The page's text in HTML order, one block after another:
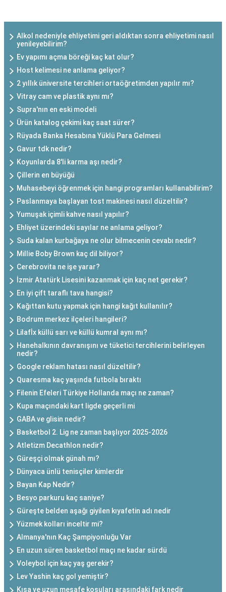
Alkol nedeniyle ehliyetimi geri aldıktan sonra ehliyetimi nasıl
yenileyebilirim?
Ev yapımı açma böreği kaç kat olur?
Host kelimesi ne anlama geliyor?
2 yıllık üniversite tercihleri ortaöğretimden yapılır mı?
Vitray cam ve plastik aynı mı?
Supra'nın en eski modeli
Ürün katalog çekimi kaç saat sürer?
Rüyada Banka Hesabına Yüklü Para Gelmesi
Gavur tdk nedir?
Koyunlarda 8'li karma aşı nedir?
Çillerin en büyüğü
Muhasebeyi öğrenmek için hangi programları kullanabilirim?
Paslanmaya başlayan tost makinesi nasıl düzeltilir?
Yumuşak içimli kahve nasıl yapılır?
Ehliyet üzerindeki sayılar ne anlama geliyor?
Suda kalan kurbağaya ne olur bilmecenin cevabı nedir?
Millie Boby Brown kaç dil biliyor?
Cerebrovita ne işe yarar?
İzmir Atatürk Lisesini kazanmak için kaç net gerekir?
En iyi çift taraflı tava hangisi?
Kağıttan kutu yapmak için hangi kağıt kullanılır?
Bodrum merkez ilçeleri hangileri?
Lilafİx küllü sarı ve küllü kumral aynı mı?
Hanehalkının davranışını ve tüketici tercihlerini belirleyen
nedir?
Google reklam hatası nasıl düzeltilir?
Quaresma kaç yaşında futbola bıraktı
Filenin Efeleri Türkiye Hollanda maçı ne zaman?
Kupa maçındaki kart ligde geçerli mi
GABA ve glisin nedir?
Basketbol 2. Lig ne zaman başlıyor 2025-2026
Atletizm Decathlon nedir?
Güreşçi olmak günah mı?
Dünyaca ünlü tenisçiler kimlerdir
Bayan Kap Nedir?
Besyo parkuru kaç saniye?
Güreşte belden aşağı giyilen kıyafetin adı nedir
Yüzmek kolları inceltir mi?
Almanya'nın Kaç Şampiyonluğu Var
En uzun süren basketbol maçı ne kadar sürdü
Voleybol için kaç yaş gerekir?
Lev Yashin kaç gol yemiştir?
Kısa ve uzun mesafe koşuları arasındaki fark nedir